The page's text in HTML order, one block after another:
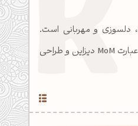
دلسوزی و مهربانی است.
آرت‌ورک این مطلب برگرفته از ضربان قلب است که به مانند عبارت MoM دیزاین و طراحی